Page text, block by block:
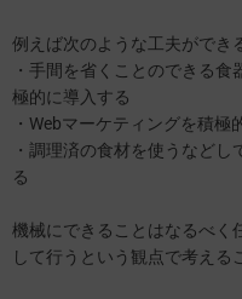
例えば次のような工夫ができ
・手間を省くことのできる
極的に導入する
・Webマーケティングを積極
・調理済の食材を使うなど
る
機械にできることはなるべく
して行うという観点で考える